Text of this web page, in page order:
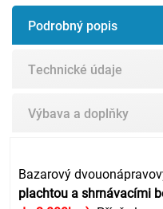
Podrobný popis
Technické údaje
Výbava a doplňky
Bazarový
plachtou a shrnávacími